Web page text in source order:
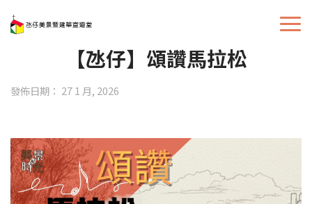
【氹仔】頌讚馬拉松
發佈日期： 27 1 月, 2026